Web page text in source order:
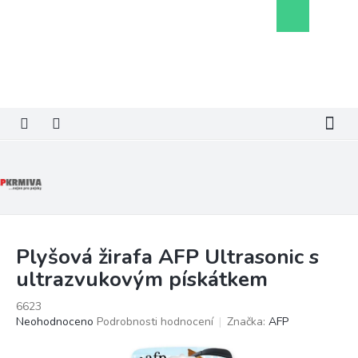
košík
Plyšová žirafa AFP Ultrasonic s
ultrazvukovým pískátkem
6623
Průměrné
Neohodnoceno Podrobnosti hodnocení Značka: AFP